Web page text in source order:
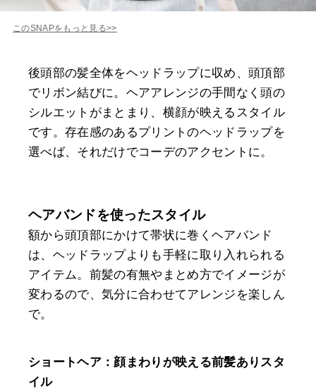
このSNAPをもっと見る>>
後頭部の髪全体をヘッドラップに収め、頭頂部
でリボン結びに。ヘアアレンジの手間なく頭の
シルエットがまとまり、横顔が映えるスタイル
です。存在感のあるプリントのヘッドラップを
選べば、それだけでコーデのアクセントに。
ヘアバンドを使ったスタイル
額から頭頂部にかけて帯状に巻くヘアバンド
は、ヘッドラップよりも手軽に取り入れられる
アイテム。前髪の有無やまとめ方でイメージが
変わるので、気分に合わせてアレンジを楽しん
で。
ショートヘア：顔まわりが映える前髪ありスタ
イル